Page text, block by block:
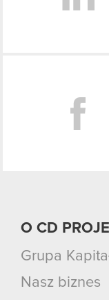
O CD
Grupa
Nasz biznes